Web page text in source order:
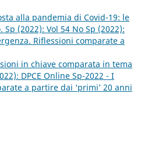
alla pandemia di Covid-19: le
Sp (2022): Vol 54 No Sp (2022):
Riflessioni comparate a
in chiave comparata in tema
DPCE Online Sp-2022 - I
a partire dai ‘primi’ 20 anni